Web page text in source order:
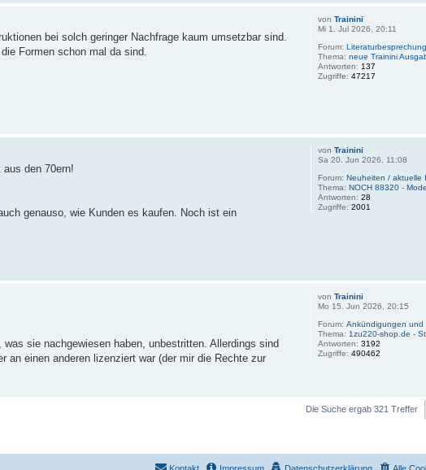
vonTrainini
Mi 1. Jul 2026, 20:11
Forum:
Thema:neue Trainini
Antworten: 137
Zugriffe:47217
bei solch geringer Nachfrage kaum umsetzbar sind.
Formen schon mal da sind.
vonTrainini
Sa 20. Jun 2026, 11:08
Forum:Neuheiten / aktuelle
Thema:NOCH 88320 -
Antworten:28
Zugriffe:2001
den 70ern!
genauso, wie Kunden es kaufen. Noch ist ein
vonTrainini
Mo 15. Jun 2026, 20:15
Forum:Ankündigungen und
Thema: 1zu220-shop.de -
Antworten:3192
Zugriffe:490462
sie nachgewiesen haben, unbestritten. Allerdings sind
einen anderen lizenziert war (der mir die Rechte zur
Die Suche ergab 321 Treffer